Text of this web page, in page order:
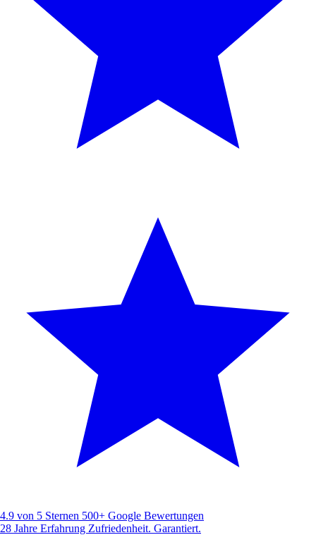
4.9 von 5 Sternen 500+ Google Bewertungen
28 Jahre Erfahrung Zufriedenheit. Garantiert.